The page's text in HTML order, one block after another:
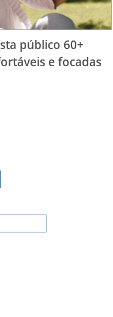
público 60+
e focadas